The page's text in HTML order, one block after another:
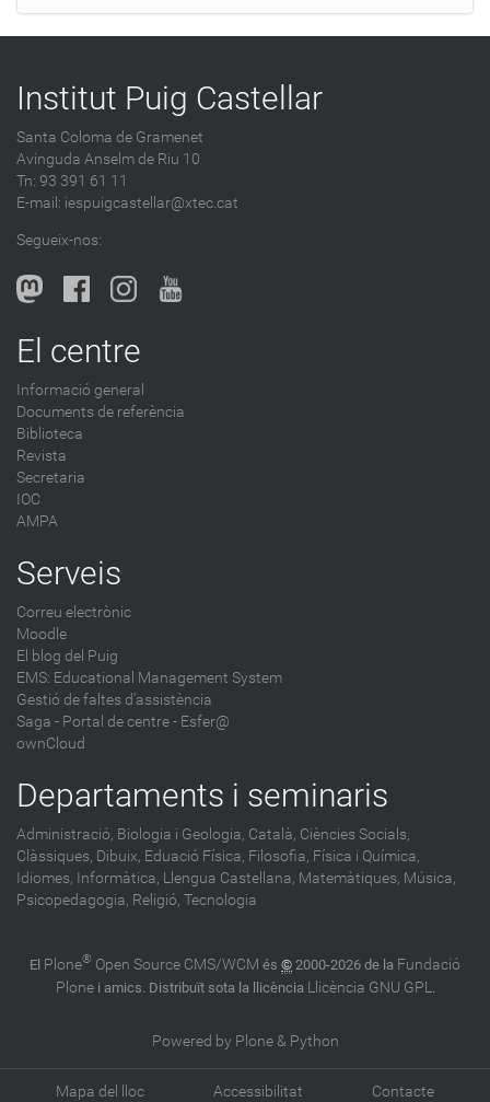
n
t
a
e
s
a
b
l
o
-
Institut Puig Castellar
Santa Coloma de Gramenet
Avinguda Anselm de Riu 10
Tn: 93 391 61 11
E-mail: iespuigcastellar@xtec.cat
Segueix-nos:
El centre
Informació general
Documents de referència
Biblioteca
Revista
Secretaria
IOC
AMPA
Serveis
Correu electrònic
Moodle
El blog del Puig
EMS: Educational Management System
Gestió de faltes d'assistència
Saga - Portal de centre - Esfer@
ownCloud
Departaments i seminaris
Administració, Biologia i Geologia, Català, Ciències Socials,
Clàssiques, Dibuix, Eduació Física, Filosofia, Física i Química,
Idiomes, Informàtica, Llengua Castellana, Matemàtiques, Música,
Psicopedagogia, Religió, Tecnologia
El Plone® Open Source CMS/WCM és © 2000-2026 de la Fundació
Plonei amics. Distribuït sota la llicència Llicència GNU GPL.
Powered by Plone & Python
Mapa del lloc Accessibilitat Contacte